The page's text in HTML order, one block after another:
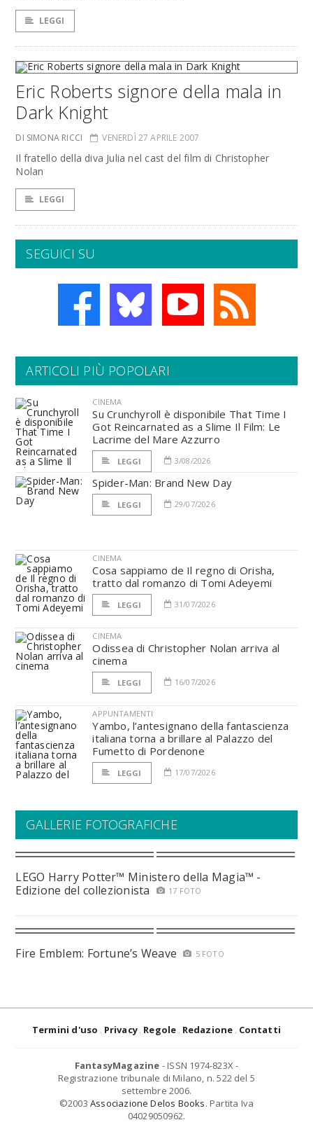
LEGGI
Eric Roberts signore della mala in
Dark Knight
DI SIMONA RICCI VENERDÌ 27 APRILE 2007
Il fratello della diva Julia nel cast del film di Christopher
Nolan
LEGGI
SEGUICI SU
ARTICOLI PIÙ POPOLARI
CINEMA
Su Crunchyroll è disponibile That Time I
Got Reincarnated as a Slime Il Film: Le
Lacrime del Mare Azzurro
LEGGI 3/08/2026
Spider-Man: Brand New Day
LEGGI 29/07/2026
CINEMA
Cosa sappiamo de Il regno di Orisha,
tratto dal romanzo di Tomi Adeyemi
LEGGI 31/07/2026
CINEMA
Odissea di Christopher Nolan arriva al
cinema
LEGGI 16/07/2026
APPUNTAMENTI
Yambo, l’antesignano della fantascienza
italiana torna a brillare al Palazzo del
Fumetto di Pordenone
LEGGI 17/07/2026
GALLERIE FOTOGRAFICHE
LEGO Harry Potter™ Ministero della Magia™ -
Edizione del collezionista
17 FOTO
Fire Emblem: Fortune’s Weave 5 FOTO
Termini d'uso Privacy Regole Redazione Contatti
FantasyMagazine - ISSN 1974-823X -
Registrazione tribunale di Milano, n. 522 del 5
settembre 2006.
©2003 Associazione Delos Books. Partita Iva
04029050962.